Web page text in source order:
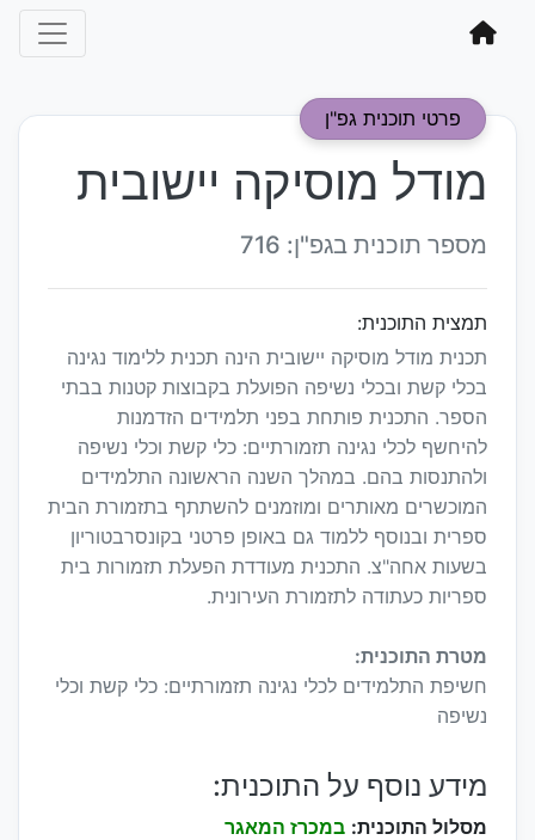
פרטי תוכנית גפ"ן
מודל מוסיקה יישובית
מספר תוכנית בגפ"ן: 716
תמצית התוכנית:
תכנית מודל מוסיקה יישובית הינה תכנית ללימוד נגינה
בכלי קשת ובכלי נשיפה הפועלת בקבוצות קטנות בבתי
הספר. התכנית פותחת בפני תלמידים הזדמנות
להיחשף לכלי נגינה תזמורתיים: כלי קשת וכלי נשיפה
ולהתנסות בהם. במהלך השנה הראשונה התלמידים
המוכשרים מאותרים ומוזמנים להשתתף בתזמורת הבית
ספרית ובנוסף ללמוד גם באופן פרטני בקונסרבטוריון
בשעות אחה"צ. התכנית מעודדת הפעלת תזמורות בית
ספריות כעתודה לתזמורת העירונית.
מטרת התוכנית:
חשיפת התלמידים לכלי נגינה תזמורתיים: כלי קשת וכלי
נשיפה
מידע נוסף על התוכנית:
מסלול התוכנית: במכרז המאגר